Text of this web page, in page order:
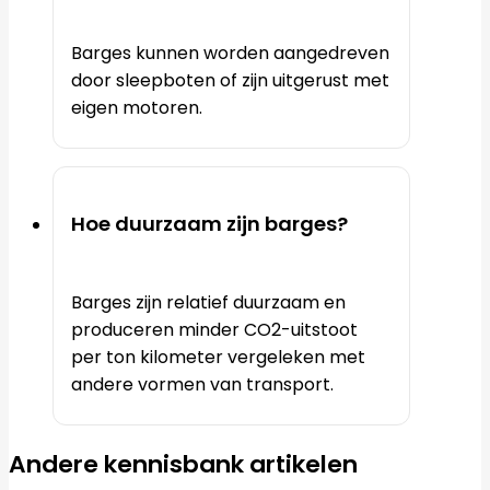
Barges kunnen worden aangedreven
door sleepboten of zijn uitgerust met
eigen motoren.
Hoe duurzaam zijn barges?
Barges zijn relatief duurzaam en
produceren minder CO2-uitstoot
per ton kilometer vergeleken met
andere vormen van transport.
Andere kennisbank artikelen